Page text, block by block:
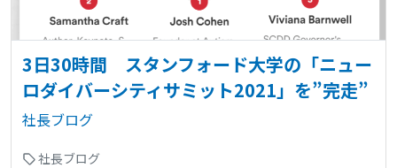
3日30時間 スタンフォード大学の「ニュー
ロダイバーシティサミット2021」を”完走”
社長ブログ
社長ブログ